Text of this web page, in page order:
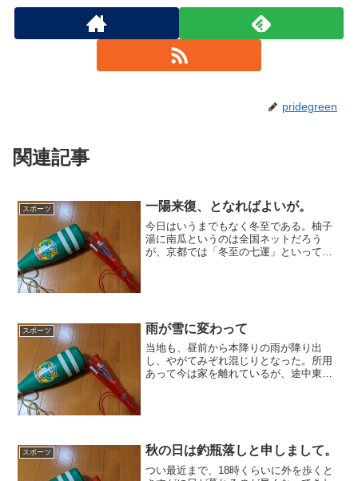
pridegreen
関連記事
スポーツ 一陽来復、となればよいが。
今日はいうまでもなく冬至である。柚子
湯に南瓜というのは全国ネットだろう
が、京都では「冬至の七運」といって、
スポーツ 雨が雪に変わって
当地も、昼前から本降りの雨が降り出
し、やがてみぞれ混じりとなった。所用
あって今は家を離れているが、途中東広
スポーツ 秋の日は釣瓶落しと申しまして。
つい最近まで、18時くらいに外を歩くと